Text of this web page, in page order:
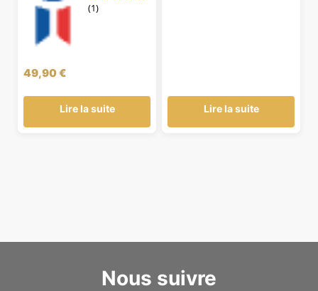
(1)
49,90€
Lire la suite Lire la suite
Nous suivre